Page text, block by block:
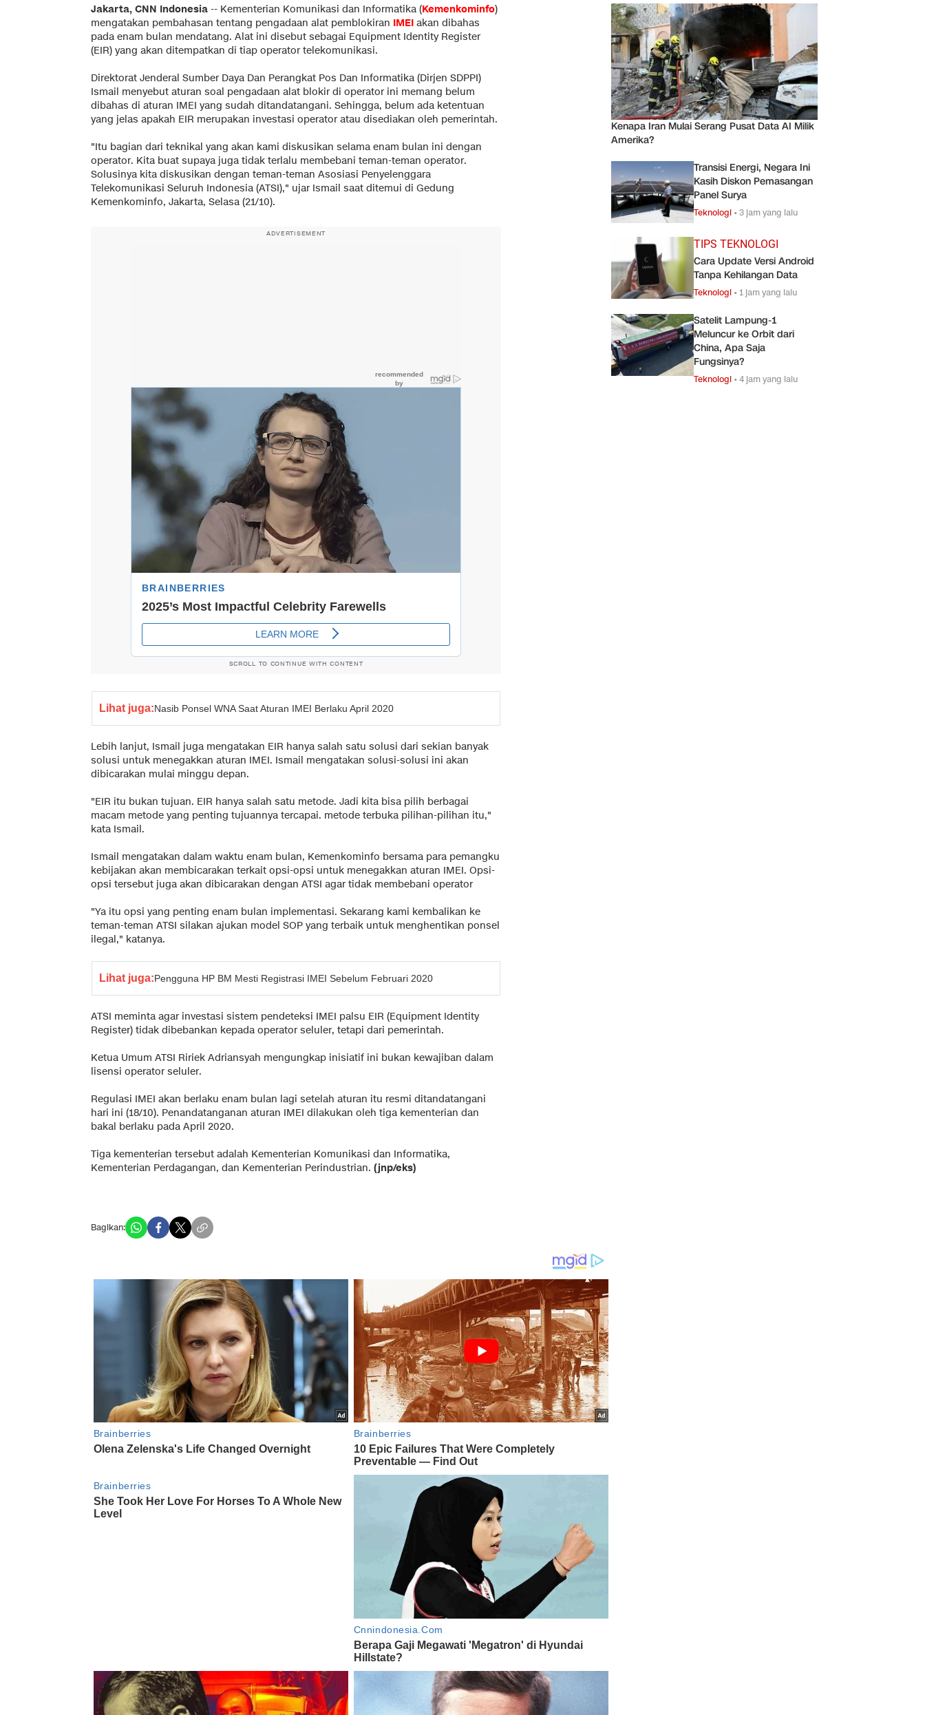
Jakarta, CNN Indonesia -- Kementerian Komunikasi dan Informatika (Kemenkominfo)
mengatakan pembahasan tentang pengadaan alat pemblokiran IMEI akan dibahas
pada enam bulan mendatang. Alat ini disebut sebagai Equipment Identity Register
(EIR) yang akan ditempatkan di tiap operator telekomunikasi.
Direktorat Jenderal Sumber Daya Dan Perangkat Pos Dan Informatika (Dirjen SDPPI)
Ismail menyebut aturan soal pengadaan alat blokir di operator ini memang belum
dibahas di aturan IMEI yang sudah ditandatangani. Sehingga, belum ada ketentuan
yang jelas apakah EIR merupakan investasi operator atau disediakan oleh pemerintah.
"Itu bagian dari teknikal yang akan kami diskusikan selama enam bulan ini dengan
operator. Kita buat supaya juga tidak terlalu membebani teman-teman operator.
Solusinya kita diskusikan dengan teman-teman Asosiasi Penyelenggara
Telekomunikasi Seluruh Indonesia (ATSI)," ujar Ismail saat ditemui di Gedung
Kemenkominfo, Jakarta, Selasa (21/10).
ADVERTISEMENT
SCROLL TO CONTINUE WITH CONTENT
Lihat juga:Nasib Ponsel WNA Saat Aturan IMEI Berlaku April 2020
Lebih lanjut, Ismail juga mengatakan EIR hanya salah satu solusi dari sekian banyak
solusi untuk menegakkan aturan IMEI. Ismail mengatakan solusi-solusi ini akan
dibicarakan mulai minggu depan.
"EIR itu bukan tujuan. EIR hanya salah satu metode. Jadi kita bisa pilih berbagai
macam metode yang penting tujuannya tercapai. metode terbuka pilihan-pilihan itu,"
kata Ismail.
Ismail mengatakan dalam waktu enam bulan, Kemenkominfo bersama para pemangku
kebijakan akan membicarakan terkait opsi-opsi untuk menegakkan aturan IMEI. Opsi-
opsi tersebut juga akan dibicarakan dengan ATSI agar tidak membebani operator
"Ya itu opsi yang penting enam bulan implementasi. Sekarang kami kembalikan ke
teman-teman ATSI silakan ajukan model SOP yang terbaik untuk menghentikan ponsel
ilegal," katanya.
Lihat juga:Pengguna HP BM Mesti Registrasi IMEI Sebelum Februari 2020
ATSI meminta agar investasi sistem pendeteksi IMEI palsu EIR (Equipment Identity
Register) tidak dibebankan kepada operator seluler, tetapi dari pemerintah.
Ketua Umum ATSI Ririek Adriansyah mengungkap inisiatif ini bukan kewajiban dalam
lisensi operator seluler.
Regulasi IMEI akan berlaku enam bulan lagi setelah aturan itu resmi ditandatangani
hari ini (18/10). Penandatanganan aturan IMEI dilakukan oleh tiga kementerian dan
bakal berlaku pada April 2020.
Tiga kementerian tersebut adalah Kementerian Komunikasi dan Informatika,
Kementerian Perdagangan, dan Kementerian Perindustrian. (jnp/eks)
Bagikan:
Kenapa Iran Mulai Serang Pusat Data AI Milik
Amerika?
Transisi Energi, Negara Ini
Kasih Diskon Pemasangan
Panel Surya
Teknologi •3 jam yang lalu
TIPS TEKNOLOGI
Cara Update Versi Android
Tanpa Kehilangan Data
Teknologi •1 jam yang lalu
Satelit Lampung-1
Meluncur ke Orbit dari
China, Apa Saja
Fungsinya?
Teknologi •4 jam yang lalu